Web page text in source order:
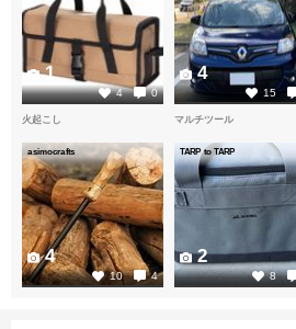
4 0
1
15
4
火起こし
asimocrafts
10 4
4
マルチツール
TARP to TARP
8
2